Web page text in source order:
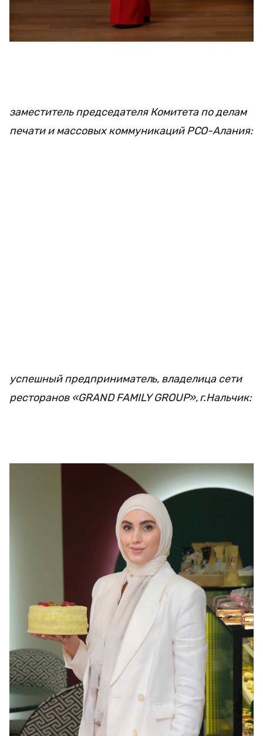
заместитель председателя Комитета по делам
печати и массовых коммуникаций РСО-Алания:
успешный предприниматель, владелица сети
ресторанов «GRAND FAMILY GROUP», г.Нальчик: